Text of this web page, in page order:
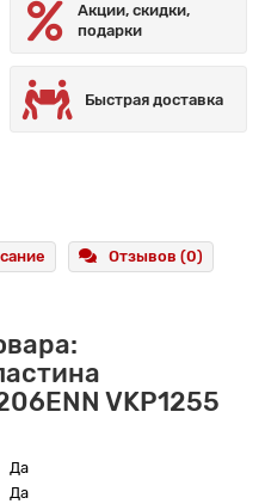
Акции, скидки,
подарки
Быстрая доставка
Отзывов (0)
VKP1255
Да
Да